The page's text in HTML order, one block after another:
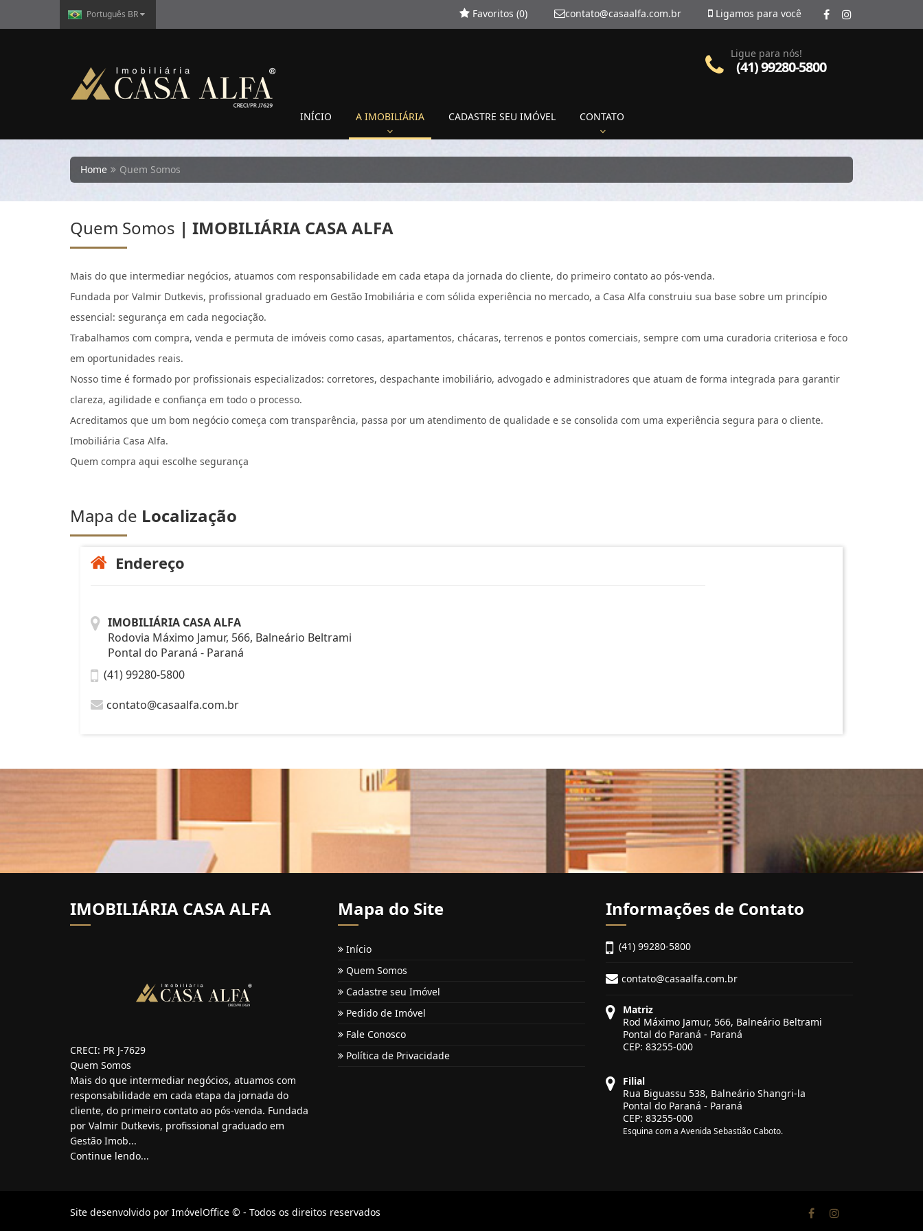
Português BR Ligamos para você
contato@casaalfa.com.br
Favoritos (0)
INÍCIO A IMOBILIÁRIA CADASTRE SEU IMÓVEL CONTATO
Ligue para nós!
(41) 99280-5800
Home Quem Somos
Quem Somos | IMOBILIÁRIA CASA ALFA
Mais do que intermediar negócios, atuamos com responsabilidade em cada etapa da jornada do cliente, do primeiro contato ao pós-venda.
Fundada por Valmir Dutkevis, profissional graduado em Gestão Imobiliária e com sólida experiência no mercado, a Casa Alfa construiu sua base sobre um princípio
essencial: segurança em cada negociação.
Trabalhamos com compra, venda e permuta de imóveis como casas, apartamentos, chácaras, terrenos e pontos comerciais, sempre com uma curadoria criteriosa e foco
em oportunidades reais.
Nosso time é formado por profissionais especializados: corretores, despachante imobiliário, advogado e administradores que atuam de forma integrada para garantir
clareza, agilidade e confiança em todo o processo.
Acreditamos que um bom negócio começa com transparência, passa por um atendimento de qualidade e se consolida com uma experiência segura para o cliente.
Imobiliária Casa Alfa.
Quem compra aqui escolhe segurança
Mapa de Localização
Endereço
IMOBILIÁRIA CASA ALFA
Rodovia Máximo Jamur, 566, Balneário Beltrami
Pontal do Paraná - Paraná
(41) 99280-5800
contato@casaalfa.com.br
IMOBILIÁRIA CASA ALFA
CRECI: PR J-7629
Quem Somos
Mais do que intermediar negócios, atuamos com
responsabilidade em cada etapa da jornada do
cliente, do primeiro contato ao pós-venda. Fundada
por Valmir Dutkevis, profissional graduado em
Gestão Imob...
Continue lendo...
Mapa do Site
Início
Quem Somos
Cadastre seu Imóvel
Pedido de Imóvel
Fale Conosco
Política de Privacidade
Informações de Contato
(41) 99280-5800
contato@casaalfa.com.br
Matriz
Rod Máximo Jamur, 566, Balneário Beltrami
Pontal do Paraná - Paraná
CEP: 83255-000
Filial
Rua Biguassu 538, Balneário Shangri-la
Pontal do Paraná - Paraná
CEP: 83255-000
Esquina com a Avenida Sebastião Caboto.
Site desenvolvido por ImóvelOffice © - Todos os direitos reservados